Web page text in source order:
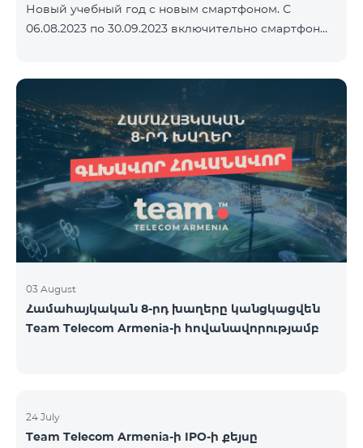
Новый учебный год с новым смартфоном. С
06.08.2023 по 30.09.2023 включительно смартфон
Light и специальным тарифным планом TeamTok -
1-й месяц бесплатно. Смартфон также можно
приобрести в кредит, начиная с 1250 драмов в
месяц. К ежемесячной плате добавляются
банковские платежи. Условия тарифного плана
ниже. Предоплатный тарифный план Teamtok.
Ежемесячная плата: 2500 драм 250 минут на сети
РА
03 August
Համահայկական 8-րդ խաղերը կանցկացվեն
Team Telecom Armenia-ի հովանավորությամբ
24 July
Team Telecom Armenia-ի IPO-ի քեյսը